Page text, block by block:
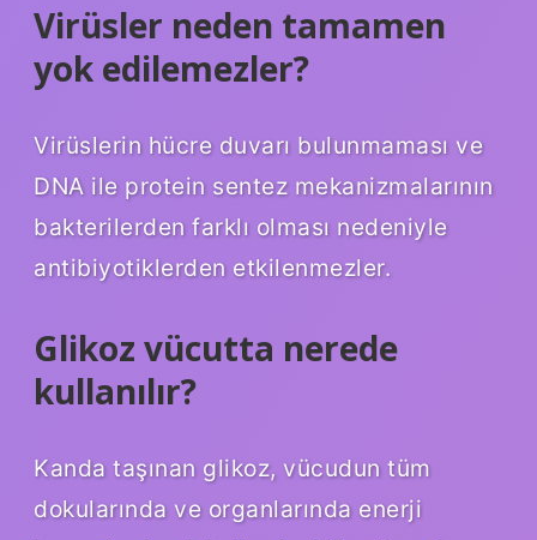
Virüsler neden tamamen
yok edilemezler?
Virüslerin hücre duvarı bulunmaması ve
DNA ile protein sentez mekanizmalarının
bakterilerden farklı olması nedeniyle
antibiyotiklerden etkilenmezler.
Glikoz vücutta nerede
kullanılır?
Kanda taşınan glikoz, vücudun tüm
dokularında ve organlarında enerji